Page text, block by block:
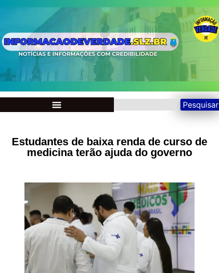
Pesquisar
Estudantes de baixa renda de curso de
medicina terão ajuda do governo